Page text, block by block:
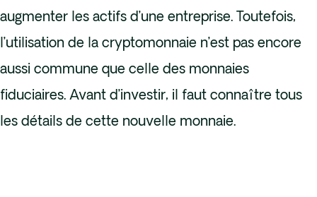
augmenter les actifs d’une entreprise. Toutefois,
l’utilisation de la cryptomonnaie n’est pas encore
aussi commune que celle des monnaies
fiduciaires. Avant d’investir, il faut connaître tous
les détails de cette nouvelle monnaie.